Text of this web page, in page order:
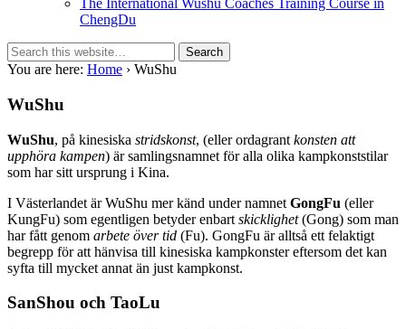
The International Wushu Coaches Training Course in
ChengDu
You are here: Home › WuShu
WuShu
WuShu, på kinesiska stridskonst, (eller ordagrant konsten att
upphöra kampen) är samlingsnamnet för alla olika kampkonststilar
som har sitt ursprung i Kina.
I Västerlandet är WuShu mer känd under namnet GongFu (eller
KungFu) som egentligen betyder enbart skicklighet(Gong) som man
har fått genom arbete över tid (Fu). GongFu är alltså ett felaktigt
begrepp för att hänvisa till kinesiska kampkonster eftersom det kan
syfta till mycket annat än just kampkonst.
SanShou och TaoLu